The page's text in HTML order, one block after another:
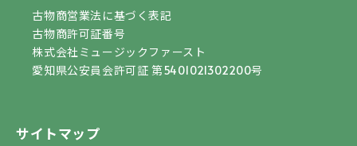
サイトマップ
古物商営業法に基づく表記
古物商許可証番号
株式会社ミュージックファースト
愛知県公安員会許可証 第5401021302200号